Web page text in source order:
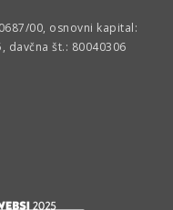
00, osnovni kapital:
davčna št.: 80040306